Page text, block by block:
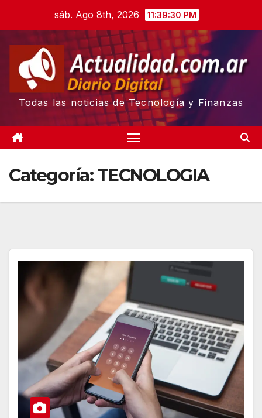
content
sáb. Ago 8th, 2026 11:39:31 PM
Todas las noticias de Tecnología y Finanzas
Categoría:TECNOLOGIA